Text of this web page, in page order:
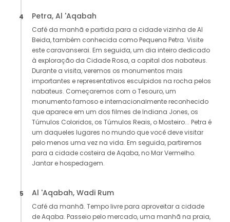
4 Petra, Al 'Aqabah
Café da manhã e partida para a cidade vizinha de Al
Beida, também conhecida como Pequena Petra. Visite
este caravanserai. Em seguida, um dia inteiro dedicado
à exploração da Cidade Rosa, a capital dos nabateus.
Durante a visita, veremos os monumentos mais
importantes e representativos esculpidos na rocha pelos
nabateus. Começaremos com o Tesouro, um
monumento famoso e internacionalmente reconhecido
que aparece em um dos filmes de Indiana Jones, os
Túmulos Coloridos, os Túmulos Reais, o Mosteiro... Petra é
um daqueles lugares no mundo que você deve visitar
pelo menos uma vez na vida. Em seguida, partiremos
para a cidade costeira de Aqaba, no Mar Vermelho.
Jantar e hospedagem.
5 Al 'Aqabah, Wadi Rum
Café da manhã. Tempo livre para aproveitar a cidade
de Aqaba. Passeio pelo mercado, uma manhã na praia,